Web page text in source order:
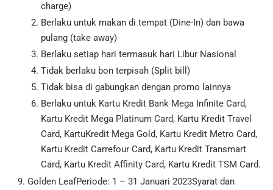
charge)
Berlaku untuk makan di tempat (Dine-In) dan bawa
pulang (take away)
Berlaku setiap hari termasuk hari Libur Nasional
Tidak berlaku bon terpisah (Split bill)
Tidak bisa di gabungkan dengan promo lainnya
Berlaku untuk Kartu Kredit Bank Mega Infinite Card,
Kartu Kredit Mega Platinum Card, Kartu Kredit Travel
Card, KartuKredit Mega Gold, Kartu Kredit Metro Card,
Kartu Kredit Carrefour Card, Kartu Kredit Transmart
Card, Kartu Kredit Affinity Card, Kartu Kredit TSM Card.
Golden LeafPeriode: 1 – 31 Januari 2023Syarat dan